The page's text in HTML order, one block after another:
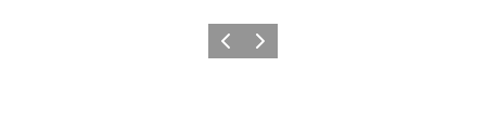
ForrigeNæste